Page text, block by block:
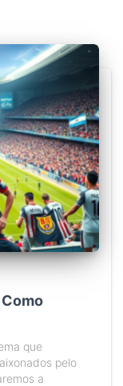
que
pelo
a